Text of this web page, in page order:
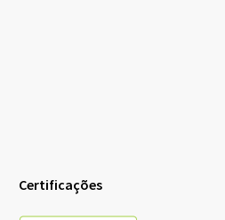
Certificações